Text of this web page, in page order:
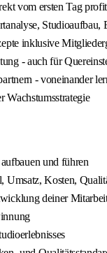
vom ersten Tag
inklusive
- auch für
- voneinander
Wachstumsstrategie
und führen
Umsatz, Kosten,
deiner